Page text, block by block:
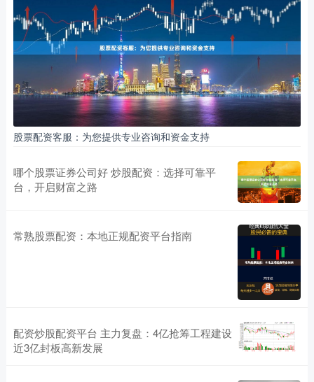
股票配资客服：为您提供专业咨询和资金支持
哪个股票证券公司好 炒股配资：选择可靠平
台，开启财富之路
常熟股票配资：本地正规配资平台指南
配资炒股配资平台 主力复盘：4亿抢筹工程建设
近3亿封板高新发展